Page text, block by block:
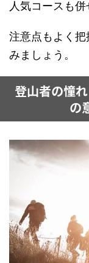
人気コースも併
注意点もよく
みましょう。
登山者の憧
の